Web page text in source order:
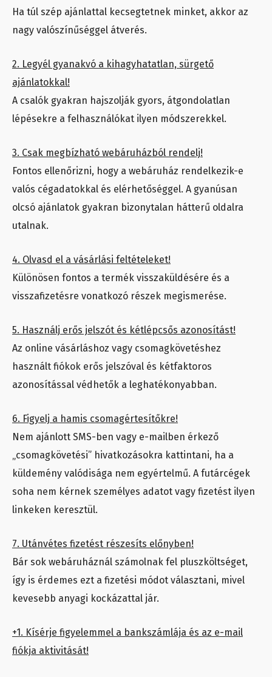
Ha túl szép ajánlattal kecsegtetnek minket, akkor az
nagy valószínűséggel átverés.
2. Legyél gyanakvó a kihagyhatatlan, sürgető
ajánlatokkal!
A csalók gyakran hajszolják gyors, átgondolatlan
lépésekre a felhasználókat ilyen módszerekkel.
3. Csak megbízható webáruházból rendelj!
Fontos ellenőrizni, hogy a webáruház rendelkezik-e
valós cégadatokkal és elérhetőséggel. A gyanúsan
olcsó ajánlatok gyakran bizonytalan hátterű oldalra
utalnak.
4. Olvasd el a vásárlási feltételeket!
Különösen fontos a termék visszaküldésére és a
visszafizetésre vonatkozó részek megismerése.
5. Használj erős jelszót és kétlépcsős azonosítást!
Az online vásárláshoz vagy csomagkövetéshez
használt fiókok erős jelszóval és kétfaktoros
azonosítással védhetők a leghatékonyabban.
6. Figyelj a hamis csomagértesítőkre!
Nem ajánlott SMS-ben vagy e-mailben érkező
„csomagkövetési” hivatkozásokra kattintani, ha a
küldemény valódisága nem egyértelmű. A futárcégek
soha nem kérnek személyes adatot vagy fizetést ilyen
linkeken keresztül.
7. Utánvétes fizetést részesíts előnyben!
Bár sok webáruháznál számolnak fel pluszköltséget,
így is érdemes ezt a fizetési módot választani, mivel
kevesebb anyagi kockázattal jár.
+1. Kísérje figyelemmel a bankszámlája és az e-mail
fiókja aktivitását!